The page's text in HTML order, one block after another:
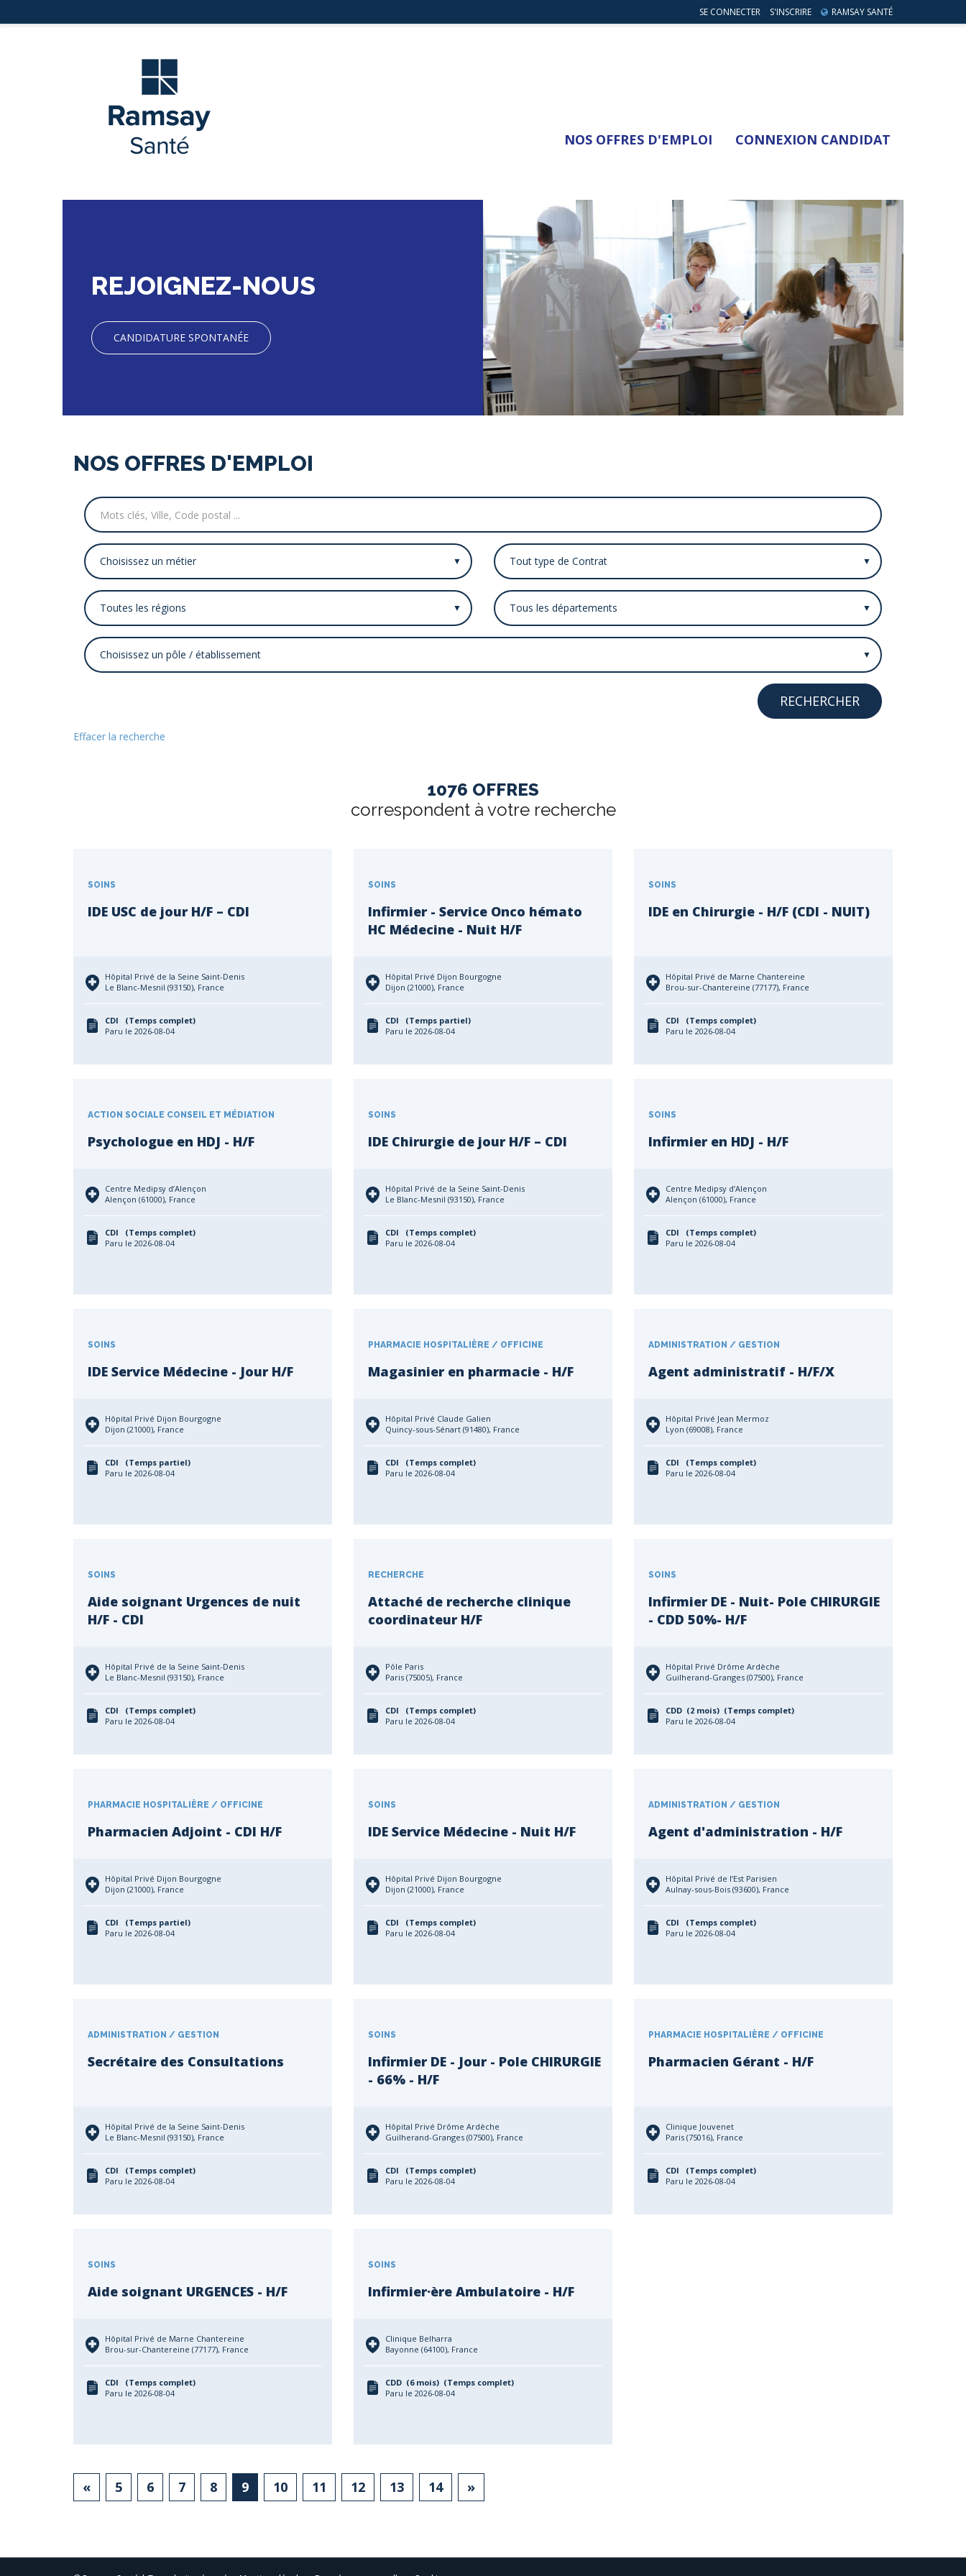
SE CONNECTER S'INSCRIRE RAMSAY SANTÉ
NOS OFFRES D'EMPLOI CONNEXION CANDIDAT
REJOIGNEZ-NOUS
CANDIDATURE SPONTANÉE
NOS OFFRES D'EMPLOI
Effacer la recherche
1076 OFFRES
correspondent à votre recherche
SOINS
IDE USC de jour H/F – CDI
Hôpital Privé de la Seine Saint-Denis
Le Blanc-Mesnil (93150), France
CDI (Temps complet)
Paru le 2026-08-04
SOINS
Infirmier - Service Onco hémato
HC Médecine - Nuit H/F
Hôpital Privé Dijon Bourgogne
Dijon (21000), France
CDI (Temps partiel)
Paru le 2026-08-04
SOINS
IDE en Chirurgie - H/F (CDI - NUIT)
Hôpital Privé de Marne Chantereine
Brou-sur-Chantereine (77177), France
CDI (Temps complet)
Paru le 2026-08-04
ACTION SOCIALE CONSEIL ET MÉDIATION
Psychologue en HDJ - H/F
Centre Medipsy d’Alençon
Alençon (61000), France
CDI (Temps complet)
Paru le 2026-08-04
SOINS
IDE Chirurgie de jour H/F – CDI
Hôpital Privé de la Seine Saint-Denis
Le Blanc-Mesnil (93150), France
CDI (Temps complet)
Paru le 2026-08-04
SOINS
Infirmier en HDJ - H/F
Centre Medipsy d’Alençon
Alençon (61000), France
CDI (Temps complet)
Paru le 2026-08-04
SOINS
IDE Service Médecine - Jour H/F
Hôpital Privé Dijon Bourgogne
Dijon (21000), France
CDI (Temps partiel)
Paru le 2026-08-04
PHARMACIE HOSPITALIÈRE / OFFICINE
Magasinier en pharmacie - H/F
Hôpital Privé Claude Galien
Quincy-sous-Sénart (91480), France
CDI (Temps complet)
Paru le 2026-08-04
ADMINISTRATION / GESTION
Agent administratif - H/F/X
Hôpital Privé Jean Mermoz
Lyon (69008), France
CDI (Temps complet)
Paru le 2026-08-04
SOINS
Aide soignant Urgences de nuit
H/F - CDI
Hôpital Privé de la Seine Saint-Denis
Le Blanc-Mesnil (93150), France
CDI (Temps complet)
Paru le 2026-08-04
RECHERCHE
Attaché de recherche clinique
coordinateur H/F
Pôle Paris
Paris (75005), France
CDI (Temps complet)
Paru le 2026-08-04
SOINS
Infirmier DE - Nuit- Pole CHIRURGIE
- CDD 50%- H/F
Hôpital Privé Drôme Ardèche
Guilherand-Granges (07500), France
CDD (2 mois) (Temps complet)
Paru le 2026-08-04
PHARMACIE HOSPITALIÈRE / OFFICINE
Pharmacien Adjoint - CDI H/F
Hôpital Privé Dijon Bourgogne
Dijon (21000), France
CDI (Temps partiel)
Paru le 2026-08-04
SOINS
IDE Service Médecine - Nuit H/F
Hôpital Privé Dijon Bourgogne
Dijon (21000), France
CDI (Temps complet)
Paru le 2026-08-04
ADMINISTRATION / GESTION
Agent d'administration - H/F
Hôpital Privé de l’Est Parisien
Aulnay-sous-Bois (93600), France
CDI (Temps complet)
Paru le 2026-08-04
ADMINISTRATION / GESTION
Secrétaire des Consultations
Hôpital Privé de la Seine Saint-Denis
Le Blanc-Mesnil (93150), France
CDI (Temps complet)
Paru le 2026-08-04
SOINS
Infirmier DE - Jour - Pole CHIRURGIE
- 66% - H/F
Hôpital Privé Drôme Ardèche
Guilherand-Granges (07500), France
CDI (Temps complet)
Paru le 2026-08-04
PHARMACIE HOSPITALIÈRE / OFFICINE
Pharmacien Gérant - H/F
Clinique Jouvenet
Paris (75016), France
CDI (Temps complet)
Paru le 2026-08-04
SOINS
Aide soignant URGENCES - H/F
Hôpital Privé de Marne Chantereine
Brou-sur-Chantereine (77177), France
CDI (Temps complet)
Paru le 2026-08-04
SOINS
Infirmier·ère Ambulatoire - H/F
Clinique Belharra
Bayonne (64100), France
CDD (6 mois) (Temps complet)
Paru le 2026-08-04
« 5 6 7 8 9 10 11 12 13 14 »